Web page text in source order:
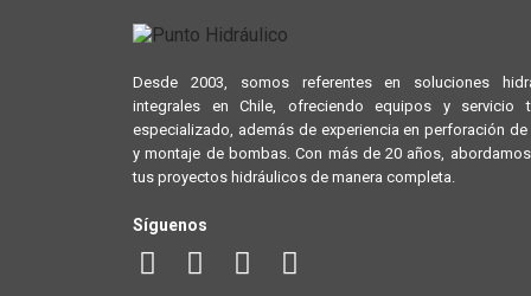
Desde 2003, somos referentes en soluciones
integrales en Chile, ofreciendo equipos y servicio
especializado, además de experiencia en perforación
y montaje de bombas. Con más de 20 años,
tus proyectos hidráulicos de manera completa.
Síguenos